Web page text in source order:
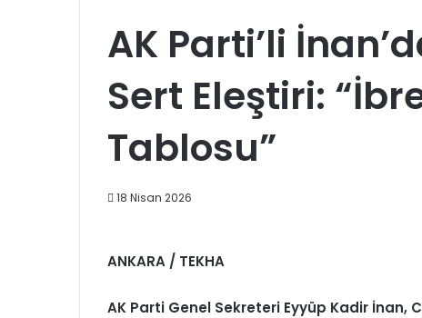
AK Parti’li
Sert Eleştiri:
Tablosu”
18 Nisan 2026
ANKARA / TEKHA
AK Parti Genel Sekreteri Eyyüp Kadir İnan,